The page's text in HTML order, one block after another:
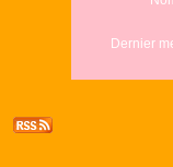
Dernier